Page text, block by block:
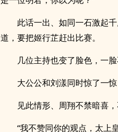
此话一出、如同一石激起
道，要把姬行芷赶出比赛。
几位主持也变了脸色，一脸
大公公和刘漾同时惊了一
见此情形、周翔不禁暗喜
“我不赞同你的观点，太上